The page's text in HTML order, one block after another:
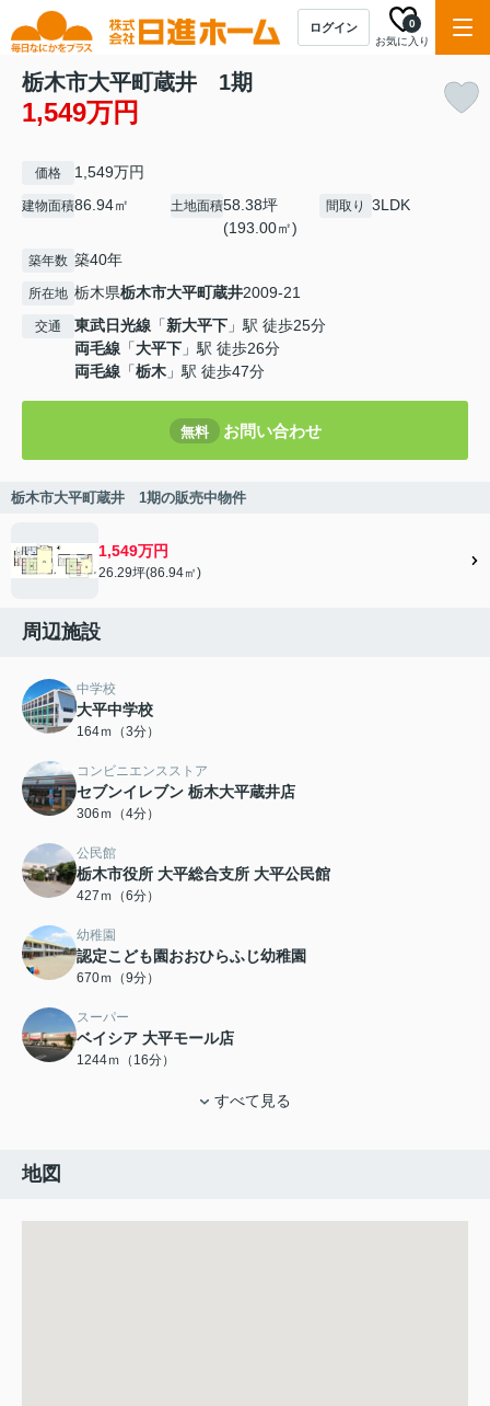
ログイン
お気に入り
0
栃木市大平町蔵井 1期
1,549万円
価格 1,549万円
建物面積86.94㎡ 土地面積58.38坪
(193.00㎡)
間取り 3LDK
築年数 築40年
所在地 栃木県栃木市大平町蔵井2009-21
交通 東武日光線 「新大平下 」駅 徒歩25分
両毛線 「大平下 」駅 徒歩26分
両毛線 「栃木 」駅 徒歩47分
無料 お問い合わせ
栃木市大平町蔵井 1期の販売中物件
1,549万円
26.29坪(86.94㎡)
周辺施設
中学校
大平中学校
164ｍ（3分）
コンビニエンスストア
セブンイレブン 栃木大平蔵井店
306ｍ（4分）
公民館
栃木市役所 大平総合支所 大平公民館
427ｍ（6分）
幼稚園
認定こども園おおひらふじ幼稚園
670ｍ（9分）
スーパー
ベイシア 大平モール店
1244ｍ（16分）
すべて見る
地図